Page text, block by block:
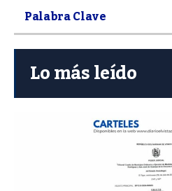
Lo más leído